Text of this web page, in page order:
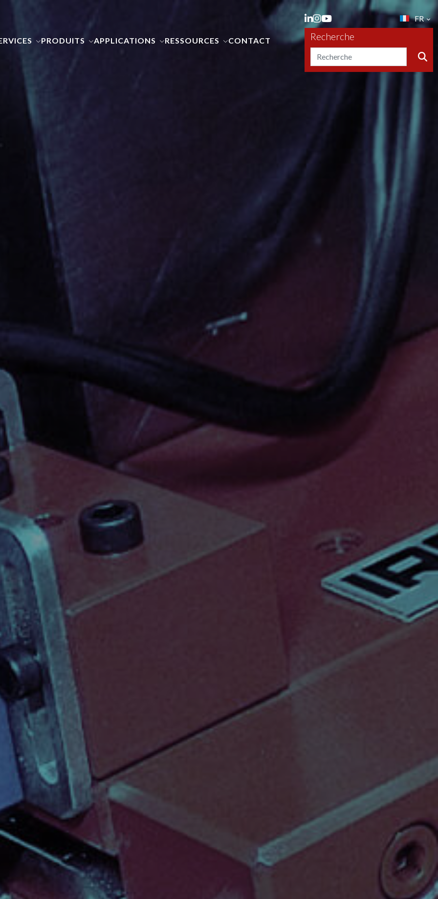
PRODUITS APPLICATIONS RESSOURCES CONTACT
FR
Recherche